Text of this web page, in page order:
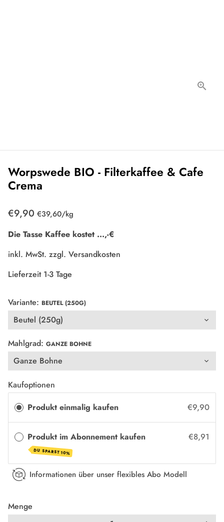
Worpswede BIO - Filterkaffee & Cafe
Crema
€9,90 Einzelpreis
€39,60/zum
kg
Die Tasse Kaffee kostet ...,-€
inkl. MwSt. zzgl. Versandkosten
Lieferzeit 1-3 Tage
Variante: BEUTEL (250G)
Mahlgrad: GANZE BOHNE
Kaufoptionen
Produkt einmalig kaufen
€9,90
Produkt im Abonnement kaufen
DU SPARST 10%
€8,91
Informationen über unser flexibles Abo Modell
Menge